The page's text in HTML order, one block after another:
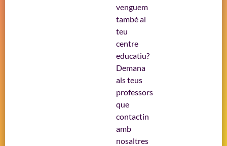
venguem
també al
teu
centre
educatiu?
Demana
als teus
professors
que
contactin
amb
nosaltres